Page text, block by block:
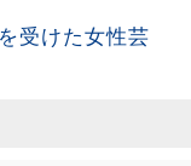
受けた女性芸